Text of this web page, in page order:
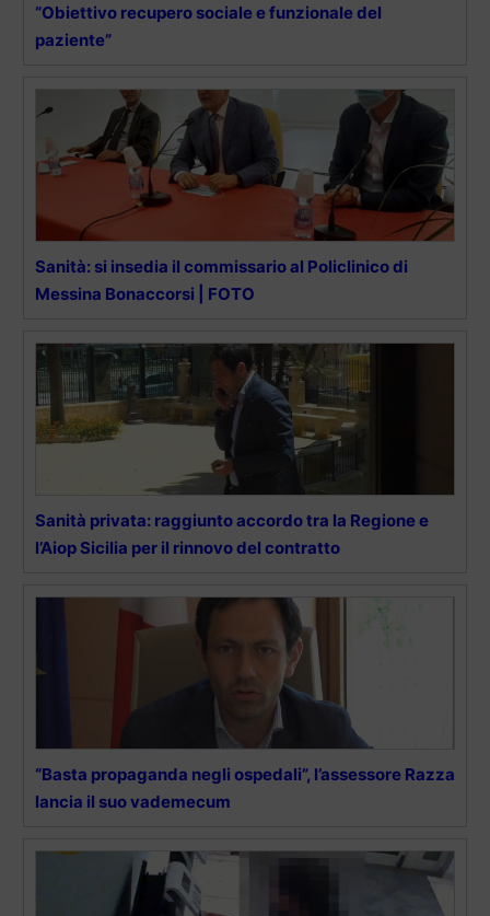
“Obiettivo recupero sociale e funzionale del
paziente”
Sanità: si insedia il commissario al Policlinico di
Messina Bonaccorsi | FOTO
Sanità privata: raggiunto accordo tra la Regione e
l’Aiop Sicilia per il rinnovo del contratto
“Basta propaganda negli ospedali”, l’assessore Razza
lancia il suo vademecum